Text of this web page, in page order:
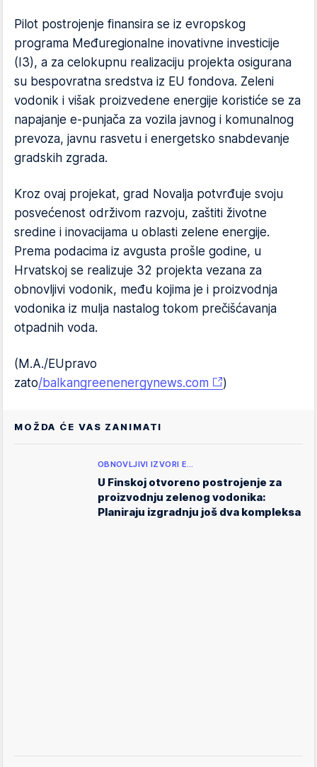
Pilot postrojenje finansira se iz evropskog
programa Međuregionalne inovativne investicije
(I3), a za celokupnu realizaciju projekta osigurana
su bespovratna sredstva iz EU fondova. Zeleni
vodonik i višak proizvedene energije koristiće se za
napajanje e-punjača za vozila javnog i komunalnog
prevoza, javnu rasvetu i energetsko snabdevanje
gradskih zgrada.
Kroz ovaj projekat, grad Novalja potvrđuje svoju
posvećenost održivom razvoju, zaštiti životne
sredine i inovacijama u oblasti zelene energije.
Prema podacima iz avgusta prošle godine, u
Hrvatskoj se realizuje 32 projekta vezana za
obnovljivi vodonik, među kojima je i proizvodnja
vodonika iz mulja nastalog tokom prečišćavanja
otpadnih voda.
(M.A./EUpravo
zato/balkangreenenergynews.com )
MOŽDA ĆE VAS ZANIMATI
OBNOVLJIVI IZVORI E…
U Finskoj otvoreno postrojenje za
proizvodnju zelenog vodonika:
Planiraju izgradnju još dva kompleksa